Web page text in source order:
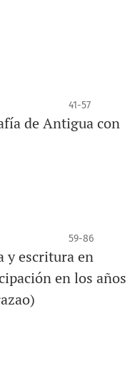
41-57
de Antigua con
59-86
y escritura en
en los años